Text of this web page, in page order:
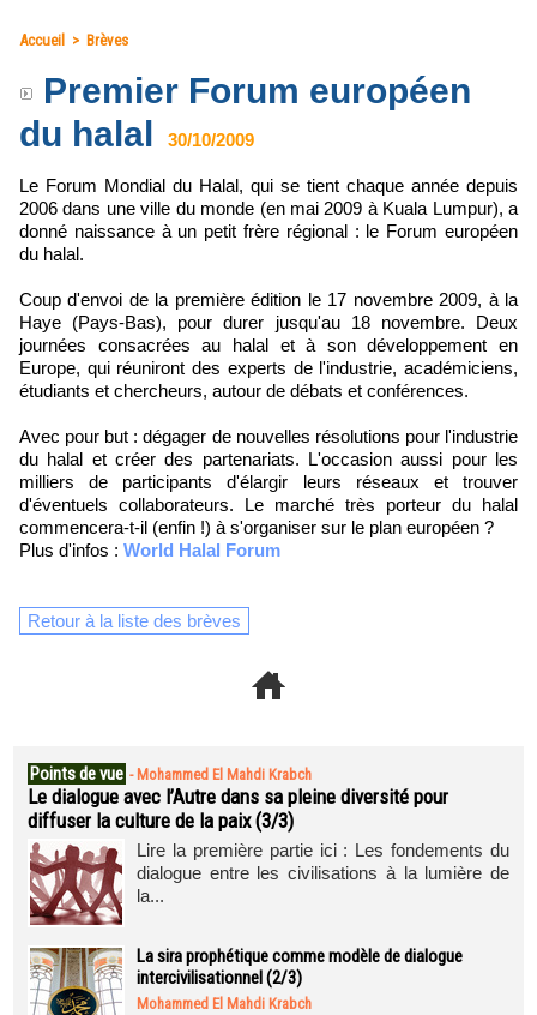
Accueil > Brèves
Premier Forum européen
du halal
30/10/2009
Le Forum Mondial du Halal, qui se tient chaque année depuis
2006 dans une ville du monde (en mai 2009 à Kuala Lumpur), a
donné naissance à un petit frère régional : le Forum européen
du halal.
Coup d'envoi de la première édition le 17 novembre 2009, à la
Haye (Pays-Bas), pour durer jusqu'au 18 novembre. Deux
journées consacrées au halal et à son développement en
Europe, qui réuniront des experts de l'industrie, académiciens,
étudiants et chercheurs, autour de débats et conférences.
Avec pour but : dégager de nouvelles résolutions pour l'industrie
du halal et créer des partenariats. L'occasion aussi pour les
milliers de participants d'élargir leurs réseaux et trouver
d'éventuels collaborateurs. Le marché très porteur du halal
commencera-t-il (enfin !) à s'organiser sur le plan européen ?
Plus d'infos : World Halal Forum
Retour à la liste des brèves
Points de vue - Mohammed El Mahdi Krabch
Le dialogue avec l’Autre dans sa pleine diversité pour
diffuser la culture de la paix (3/3)
Lire la première partie ici : Les fondements du
dialogue entre les civilisations à la lumière de
la...
La sira prophétique comme modèle de dialogue
intercivilisationnel (2/3)
Mohammed El Mahdi Krabch